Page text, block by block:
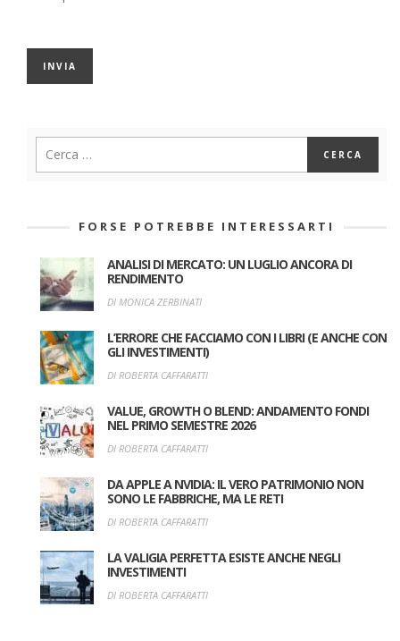
FORSE POTREBBE INTERESSARTI
ANALISI DI MERCATO: UN LUGLIO ANCORA DI
RENDIMENTO
DI MONICA ZERBINATI
L’ERRORE CHE FACCIAMO CON I LIBRI (E ANCHE CON
GLI INVESTIMENTI)
DI ROBERTA CAFFARATTI
VALUE, GROWTH O BLEND: ANDAMENTO FONDI
NEL PRIMO SEMESTRE 2026
DI ROBERTA CAFFARATTI
DA APPLE A NVIDIA: IL VERO PATRIMONIO NON
SONO LE FABBRICHE, MA LE RETI
DI ROBERTA CAFFARATTI
LA VALIGIA PERFETTA ESISTE ANCHE NEGLI
INVESTIMENTI
DI ROBERTA CAFFARATTI